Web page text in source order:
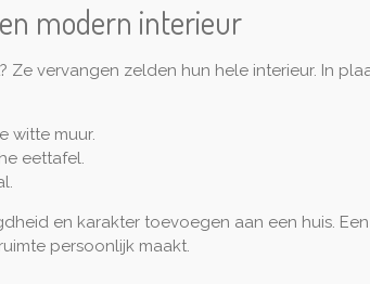
modern interieur
vervangen zelden hun hele interieur. In
witte muur.
eettafel.
en karakter toevoegen aan een huis.
persoonlijk maakt.